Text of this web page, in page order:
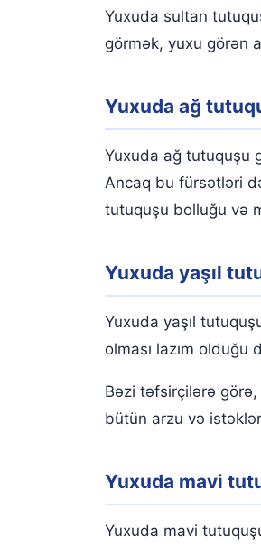
Yuxuda sultan
görmək, yuxu görən
Yuxuda ağ
Yuxuda ağ tutuquşu
Ancaq bu fürsətləri
tutuquşu bolluğu və
Yuxuda yaşıl
Yuxuda yaşıl
olması lazım
Bəzi təfsirçilərə
bütün arzu və
Yuxuda mavi
Yuxuda mavi